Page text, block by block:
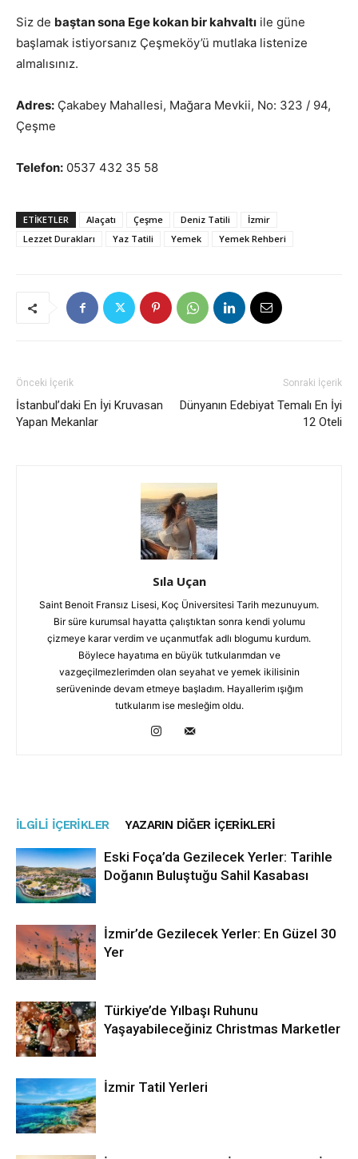
Siz de baştan sona Ege kokan bir kahvaltı ile güne
başlamak istiyorsanız Çeşmeköy’ü mutlaka listenize
almalısınız.
Adres: Çakabey Mahallesi, Mağara Mevkii, No: 323 / 94,
Çeşme
Telefon: 0537 432 35 58
ETIKETLER Alaçatı Çeşme Deniz Tatili
İzmir
Lezzet Durakları
Yaz Tatili Yemek Yemek Rehberi
Önceki İçerik
İstanbul’daki En İyi Kruvasan
Yapan Mekanlar
Sonraki İçerik
Dünyanın Edebiyat Temalı En İyi
12 Oteli
Sıla Uçan
Saint Benoit Fransız Lisesi, Koç Üniversitesi Tarih mezunuyum.
Bir süre kurumsal hayatta çalıştıktan sonra kendi yolumu
çizmeye karar verdim ve uçanmutfak adlı blogumu kurdum.
Böylece hayatıma en büyük tutkularımdan ve
vazgeçilmezlerimden olan seyahat ve yemek ikilisinin
serüveninde devam etmeye başladım. Hayallerim ışığım
tutkularım ise mesleğim oldu.
İLGILI İÇERIKLER YAZARIN DIĞER İÇERIKLERI
Eski Foça’da Gezilecek Yerler: Tarihle
Doğanın Buluştuğu Sahil Kasabası
İzmir’de Gezilecek Yerler: En Güzel 30
Yer
Türkiye’de Yılbaşı Ruhunu
Yaşayabileceğiniz Christmas Marketler
İzmir Tatil Yerleri